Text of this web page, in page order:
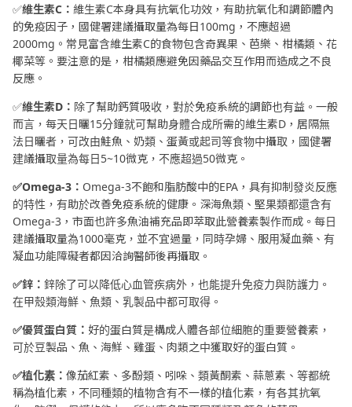
✅維生素C： 維生素C本身具有抗氧化功效，有助抗氧化和調節體內
的免疫因子，國健署建議攝取量為每日100mg，不應超過
2000mg。常見富含維生素C的食物包含奇異果、芭樂、柑橘類、花
椰菜等。要注意的是，柑橘類應避免因藥品交互作用而造成之不良
反應。
✅維生素D： 除了幫助鈣質吸收，對於免疫系統的調節也有益。一般
而言，每天日曬15分鐘就可幫助身體合成所需的維生素D，居隔無
法日曬者，可改由鮭魚、奶類、蛋黃或起司等食物中攝取，國健署
建議攝取量為每日5~10微克，不應超過50微克。
✅Omega-3： Omega-3不飽和脂肪酸中的EPA，具有抑制發炎反應
的特性，有助於改善免疫系統的健康。深海魚類、堅果類都還含有
Omega-3，市面也許多魚油補充品即萃取此營養素製作而成。每日
建議攝取量為1000毫克，並不宜過量，同時孕婦、服用凝血藥、有
凝血功能障礙者都因洽詢醫師後再攝取。
✅鋅： 鋅除了可以降低心血管疾病外，也能提升免疫力與防護力。
在甲殼類海鮮、魚類、乳製品中都可取得。
✅優質蛋白質： 好的蛋白質是構成人體各部位細胞的重要營養素，
可於豆製品、魚、海鮮、雞蛋、肉類之中獲取好的蛋白質。
✅植化素： 像茄紅素、多酚類、吲哚、類黃酮素、蒜蔥素、等都統
稱為植化素，不同種類的植物含有不一樣的植化素，有各其抗氧